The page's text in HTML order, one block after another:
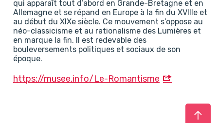
qui apparaît tout d’abord en Grande-Bretagne et en
Allemagne et se répand en Europe à la fin du XVIIIe et
au début du XIXe siècle. Ce mouvement s’oppose au
néo-classicisme et au rationalisme des Lumières et
en marque la fin. Il est redevable des
bouleversements politiques et sociaux de son
époque.
https://musee.info/Le-Romantisme